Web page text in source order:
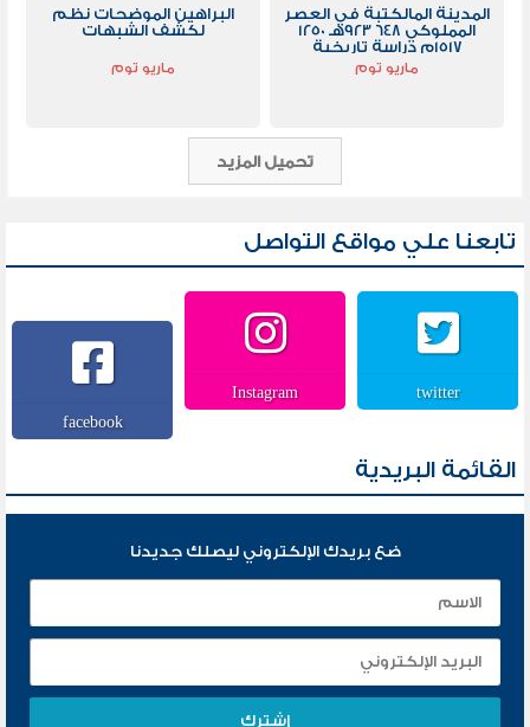
المدينة المالكتبة في العصر
المملوكي 648 923هـ 1250
1517م دراسة تاريخية
ماريو توم
البراهين الموضحات نظم
لكشف الشبهات
ماريو توم
تحميل المزيد
تابعنا علي مواقع التواصل
twitter
Instagram
facebook
القائمة البريدية
ضع بريدك الإلكتروني ليصلك جديدنا